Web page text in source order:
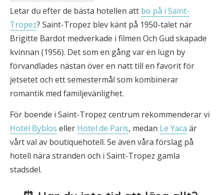
Letar du efter de bästa hotellen att bo på i Saint-
Tropez? Saint-Tropez blev känt på 1950-talet när
Brigitte Bardot medverkade i filmen Och Gud skapade
kvinnan (1956). Det som en gång var en lugn by
förvandlades nästan över en natt till en favorit för
jetsetet och ett semestermål som kombinerar
romantik med familjevänlighet.
För boende i Saint-Tropez centrum rekommenderar vi
Hotel Byblos eller Hotel de Paris, medan Le Yaca är
vårt val av boutiquehotell. Se även våra förslag på
hotell nära stranden och i Saint-Tropez gamla
stadsdel.